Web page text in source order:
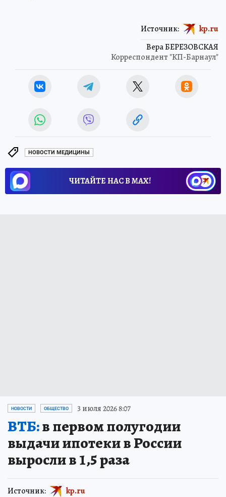
Вера БЕРЕЗОВСКАЯ
Корреспондент "КП-Барнаул"
Источник: kp.ru
НОВОСТИ МЕДИЦИНЫ
ЧИТАЙТЕ НАС В МАХ!
НОВОСТИ ОБЩЕСТВО 3 июля 2026 8:07
ВТБ:в первом полугодии
выдачи ипотеки в России
выросли в 1,5 раза
Источник: kp.ru